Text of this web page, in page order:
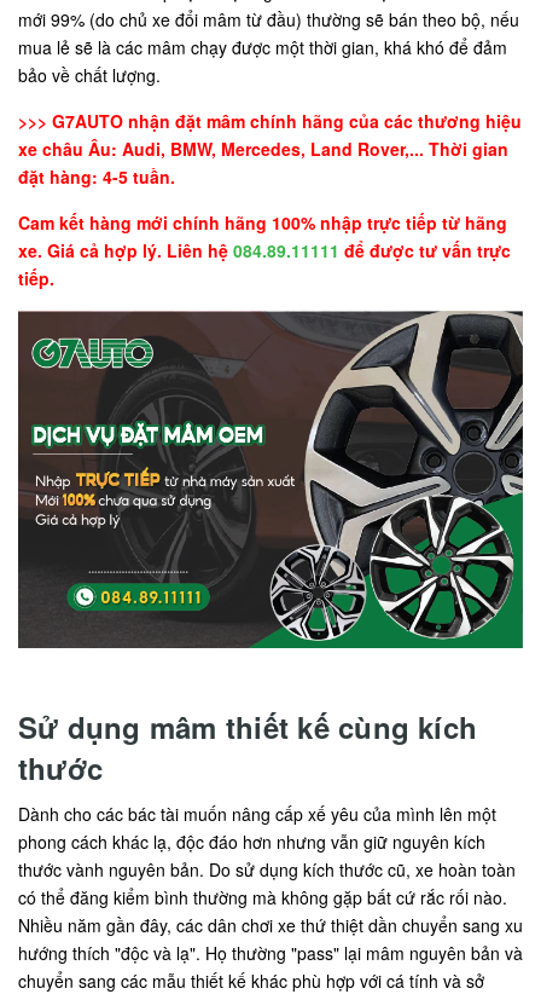
mới 99% (do chủ xe đổi mâm từ đầu) thường sẽ bán theo bộ, nếu
mua lẻ sẽ là các mâm chạy được một thời gian, khá khó để đảm
bảo về chất lượng.
>>> G7AUTO nhận đặt mâm chính hãng của các thương hiệu
xe châu Âu: Audi, BMW, Mercedes, Land Rover,... Thời gian
đặt hàng: 4-5 tuần.
Cam kết hàng mới chính hãng 100% nhập trực tiếp từ hãng
xe. Giá cả hợp lý. Liên hệ 084.89.11111 để được tư vấn trực
tiếp.
Sử dụng mâm thiết kế cùng kích
thước
Dành cho các bác tài muốn nâng cấp xế yêu của mình lên một
phong cách khác lạ, độc đáo hơn nhưng vẫn giữ nguyên kích
thước vành nguyên bản. Do sử dụng kích thước cũ, xe hoàn toàn
có thể đăng kiểm bình thường mà không gặp bất cứ rắc rối nào.
Nhiều năm gần đây, các dân chơi xe thứ thiệt dần chuyển sang xu
hướng thích "độc và lạ". Họ thường "pass" lại mâm nguyên bản và
chuyển sang các mẫu thiết kế khác phù hợp với cá tính và sở